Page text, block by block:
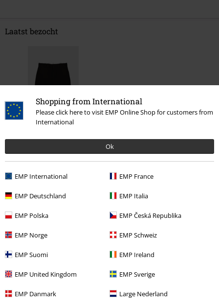
Shopping from International
Please click here to visit EMP Online Shop for customers from
International
Ok
EMP International EMP France
EMP Deutschland EMP Italia
EMP Polska EMP Česká Republika
EMP Norge EMP Schweiz
EMP Suomi EMP Ireland
EMP United Kingdom EMP Sverige
EMP Danmark Large Nederland
Laatst bezocht
€ 43,19
Meer categorieën. Meer opties.
Kleding & accessoires Korte broeken
Stijlen Streetwear Kleding Broeken
Stijlen Basics
Stijlen Streetwear Streetwear mannen
Stijlen Basics Basics mannen